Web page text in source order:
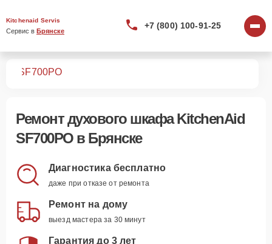
Kitchenaid Servis
Сервис в Брянске
+7 (800) 100-91-25
SF700PO
Ремонтдухового шкафа KitchenAid
SF700POв Брянске
Диагностика бесплатно
даже при отказе от ремонта
Ремонт на дому
выезд мастера за 30 минут
Гарантия до 3 лет